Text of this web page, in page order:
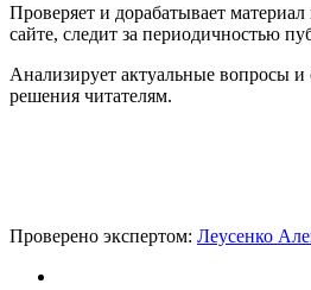
Проверяет и дорабатывает
сайте, следит за периодичностью
Анализирует актуальные вопросы
решения читателям.
Проверено экспертом: Леусенко